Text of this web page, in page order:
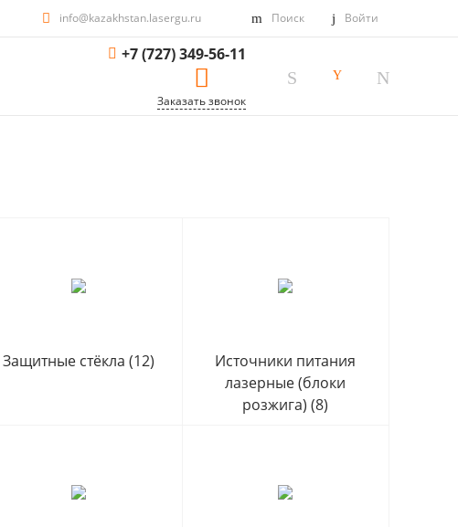
info@kazakhstan.lasergu.ru Поиск Войти
+7 (727) 349-56-11
Заказать звонок
Защитные стёкла (12)
Источники питания
лазерные (блоки
розжига)(8)